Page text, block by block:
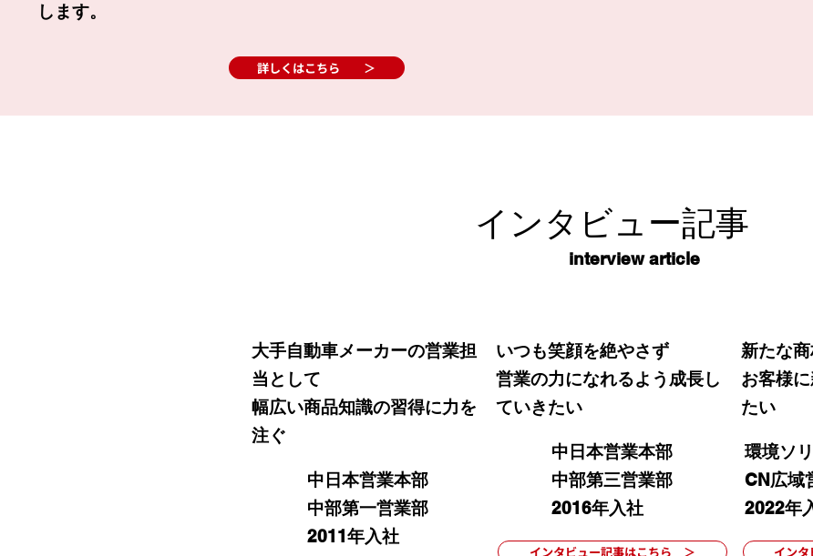
インタビュー記事
interview article
大手自動車メーカーの営業担
当として
​幅広い商品知識の習得に力を
注ぐ
中日本営業本部
中部第一営業部
2011年入社
いつも笑顔を絶やさず
営業の力になれるよう成長し
ていきたい
中日本営業本部
中部第三営業部
2016年入社
インタビュー記事はこちら ＞
新たな
お客様
たい
環境ソ
CN広域
2022年
イン
します。
詳しくはこちら ＞